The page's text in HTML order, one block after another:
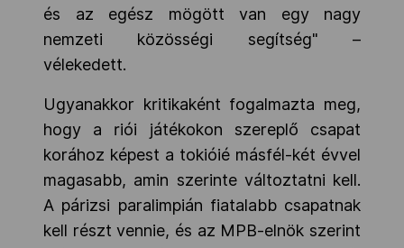
és az egész mögött van egy nagy
nemzeti közösségi segítség" –
vélekedett.
Ugyanakkor kritikaként fogalmazta meg,
hogy a riói játékokon szereplő csapat
korához képest a tokióié másfél-két évvel
magasabb, amin szerinte változtatni kell.
A párizsi paralimpián fiatalabb csapatnak
kell részt vennie, és az MPB-elnök szerint